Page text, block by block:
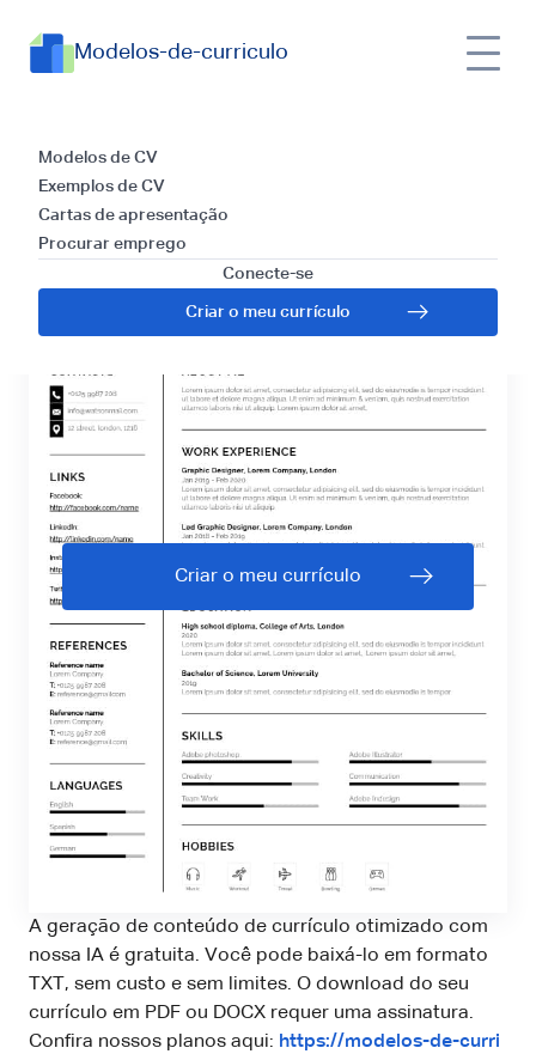
Modelos-de-curriculo
Modelos de CV
Exemplos de CV
Cartas de apresentação
Procurar emprego
Conecte-se
Criar o meu currículo
Chicago
Criar o meu currículo
A geração de conteúdo de currículo otimizado com
nossa IA é gratuita. Você pode baixá-lo em formato
TXT, sem custo e sem limites. O download do seu
currículo em PDF ou DOCX requer uma assinatura.
Confira nossos planos aqui: https://modelos-de-curri